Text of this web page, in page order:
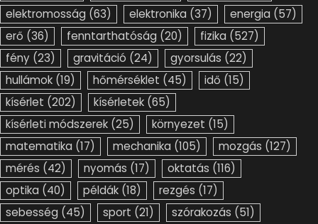
elektromosság (63) elektronika (37) energia (57)
erő (36) fenntarthatóság (20) fizika (527)
fény (23) gravitáció (24) gyorsulás (22)
hullámok (19) hőmérséklet (45) idő (15)
kísérlet (202) kísérletek (65)
kísérleti módszerek (25) környezet (15)
matematika (17) mechanika (105) mozgás (127)
mérés (42) nyomás (17) oktatás (116)
optika (40) példák (18) rezgés (17)
sebesség (45) sport (21) szórakozás (51)